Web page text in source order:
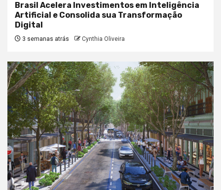
Brasil Acelera Investimentos em Inteligência
Artificial e Consolida sua Transformação
Digital
3 semanas atrás Cynthia Oliveira